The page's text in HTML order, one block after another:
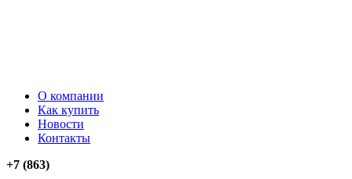
О компании
Как купить
Новости
Контакты
+7 (863)